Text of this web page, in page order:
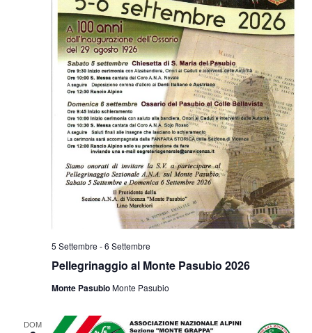
Pellegrinaggio al Monte Pasubio 2026
5 Settembre -6 Settembre
Monte PasubioMonte Pasubio
DOM